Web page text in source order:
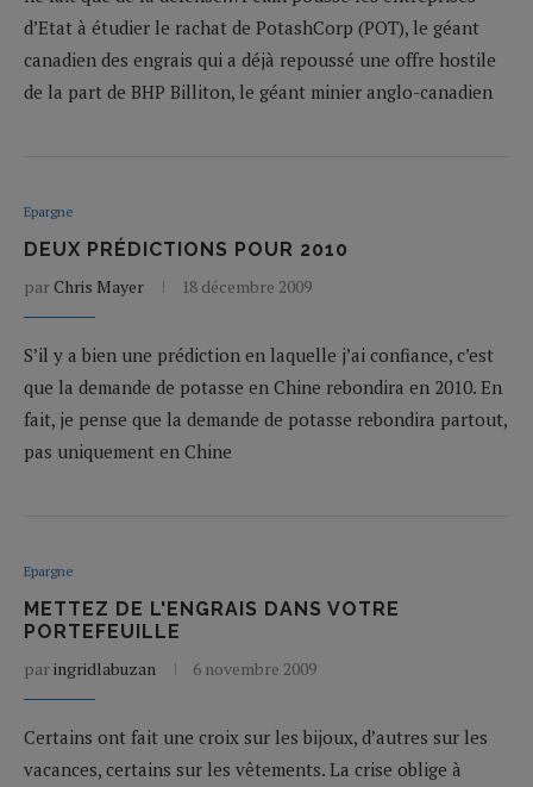
d’Etat à étudier le rachat de PotashCorp (POT), le géant
canadien des engrais qui a déjà repoussé une offre hostile
de la part de BHP Billiton, le géant minier anglo-canadien
Epargne
DEUX PRÉDICTIONS POUR 2010
parChris Mayer 18 décembre 2009
S’il y a bien une prédiction en laquelle j’ai confiance, c’est
que la demande de potasse en Chine rebondira en 2010. En
fait, je pense que la demande de potasse rebondira partout,
pas uniquement en Chine
Epargne
METTEZ DE L'ENGRAIS DANS VOTRE
PORTEFEUILLE
paringridlabuzan 6 novembre 2009
Certains ont fait une croix sur les bijoux, d’autres sur les
vacances, certains sur les vêtements. La crise oblige à